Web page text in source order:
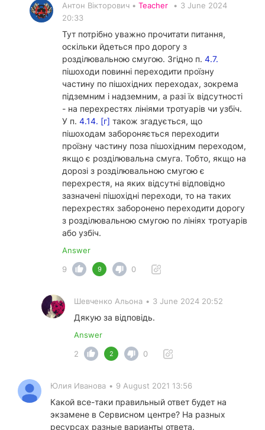
Антон Вікторович • Teacher • 3 June 2024
20:33
Тут потрібно уважно прочитати питання,
оскільки йдеться про дорогу з
розділювальною смугою. Згідно п. 4.7.
пішоходи повинні переходити проїзну
частину по пішохідних переходах, зокрема
підземним і надземним, а разі їх відсутності
- на перехрестях лініями тротуарів чи узбіч.
У п. 4.14. [г] також згадується, що
пішоходам забороняється переходити
проїзну частину поза пішохідним переходом,
якщо є розділювальна смуга. Тобто, якщо на
дорозі з розділювальною смугою є
перехрестя, на яких відсутні відповідно
зазначені пішохідні переходи, то на таких
перехрестях заборонено переходити дорогу
з розділювальною смугою по лініях тротуарів
або узбіч.
Answer
9
9 0
Шевченко Альона • 3 June 2024 20:52
Дякую за відповідь.
Answer
2
2 0
Юлия Иванова • 9 August 2021 13:56
Какой все-таки правильный ответ будет на
экзамене в Сервисном центре? На разных
ресурсах разные варианты ответа.